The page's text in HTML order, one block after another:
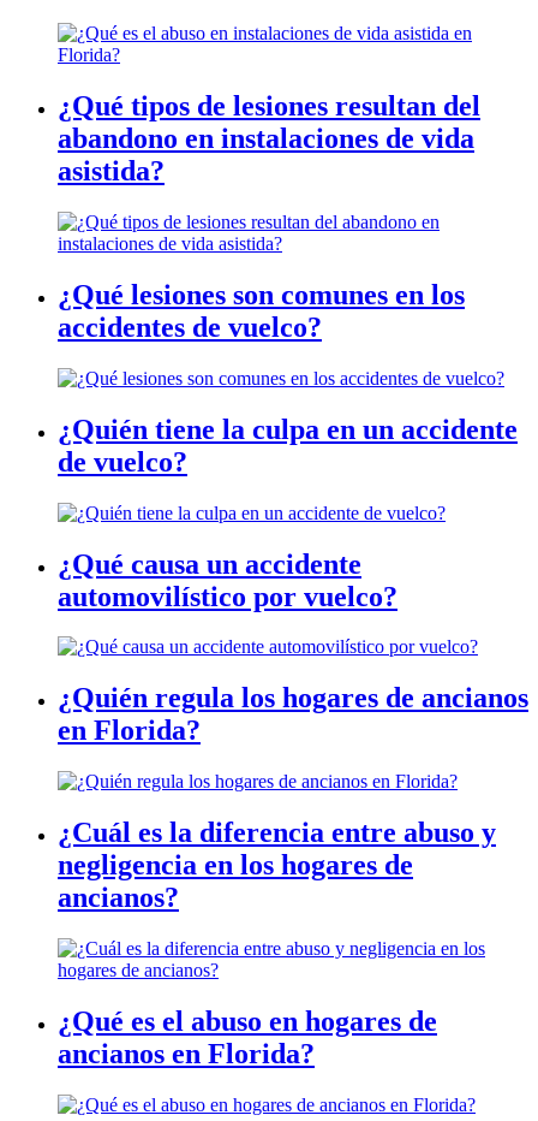
¿Qué tipos de lesiones resultan del
abandono en instalaciones de vida
asistida?
¿Qué lesiones son comunes en los
accidentes de vuelco?
¿Quién tiene la culpa en un accidente
de vuelco?
¿Qué causa un accidente
automovilístico por vuelco?
¿Quién regula los hogares de ancianos
en Florida?
¿Cuál es la diferencia entre abuso y
negligencia en los hogares de
ancianos?
¿Qué es el abuso en hogares de
ancianos en Florida?